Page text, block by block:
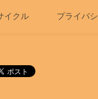
イクル プライバ